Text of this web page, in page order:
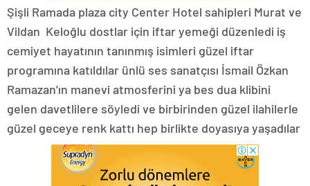
Şişli Ramada plaza city Center Hotel sahipleri Murat ve
Vildan Keloğlu dostlar için iftar yemeği düzenledi iş
cemiyet hayatının tanınmış isimleri güzel iftar
programına katıldılar ünlü ses sanatçısı İsmail Özkan
Ramazan’ın manevi atmosferini ya bes dua klibini
gelen davetlilere söyledi ve birbirinden güzel ilahilerle
güzel geceye renk kattı hep birlikte doyasıya yaşadılar